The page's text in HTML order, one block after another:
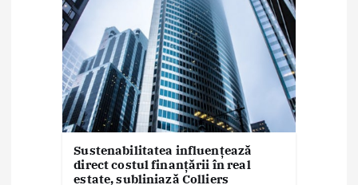
Sustenabilitatea influențează
direct costul finanțării în real
estate, subliniază Colliers